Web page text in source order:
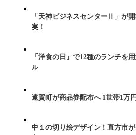
「天神ビジネスセンターⅡ」が
実！
「洋食の日」で12種のランチを
ル
遠賀町が商品券配布へ 1世帯1万
中１の切り絵デザイン！直方市